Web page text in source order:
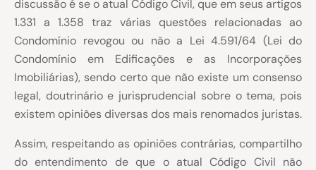
discussão é se o atual Código Civil, que em seus artigos
1.331 a 1.358 traz várias questões relacionadas ao
Condomínio revogou ou não a Lei 4.591/64 (Lei do
Condomínio em Edificações e as Incorporações
Imobiliárias), sendo certo que não existe um consenso
legal, doutrinário e jurisprudencial sobre o tema, pois
existem opiniões diversas dos mais renomados juristas.
Assim, respeitando as opiniões contrárias, compartilho
do entendimento de que o atual Código Civil não